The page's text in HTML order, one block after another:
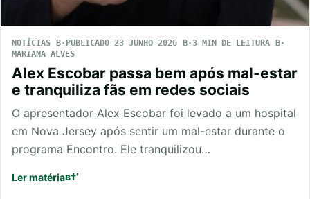
NOTÍCIAS PUBLICADO 23 JUNHO 2026
3 MIN DE LEITURA
MARIANA ALVES
Alex Escobar passa bem após mal-estar
e tranquiliza fãs em redes sociais
O apresentador Alex Escobar foi levado a um hospital
em Nova Jersey após sentir um mal-estar durante o
programa Encontro. Ele tranquilizou…
Ler matéria